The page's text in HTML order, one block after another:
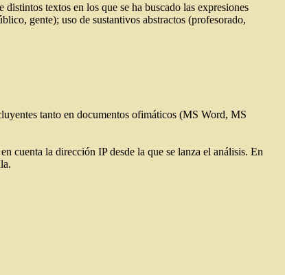
textos en los que se ha buscado las expresiones
gente); uso de sustantivos abstractos (profesorado,
tanto en documentos ofimáticos (MS Word, MS
cuenta la dirección IP desde la que se lanza el análisis. En